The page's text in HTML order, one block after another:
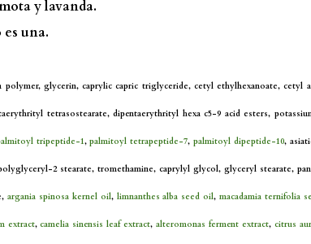
y lavanda.
una.
polymer, glycerin, caprylic capric triglyceride, cetyl ethylhexanoate, cetyl
tetrasostearate, dipentaerythrityl hexa c5-9 acid esters,
tripeptide-1,palmitoyl tetrapeptide-7,palmitoyl dipeptide-10,
2 stearate, tromethamine, caprylyl glycol, glyceryl stearate,
argania spinosa kernel oil, limnanthes alba seed oil, macadamia ternifolia
extract,camelia sinensis leaf extract, alteromonas ferment extract, citrus